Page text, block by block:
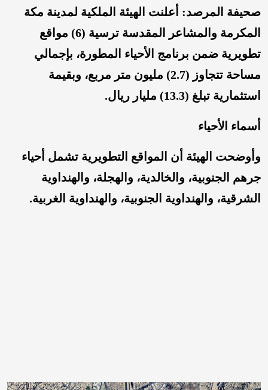
صحيفة المرصد: أعلنت الهيئة الملكية لمدينة مكة
المكرمة والمشاعر المقدسة ترسية (6) مواقع
تطويرية ضمن برنامج الأحياء المطورة، بإجمالي
مساحة تتجاوز (2.7) مليون متر مربع، وبقيمة
استثمارية تبلغ (13.3) مليار ريال.
أسماء الأحياء
وأوضحت الهيئة أن المواقع التطويرية تشمل أحياء
جرهم الجنوبية، والخالدية، والهجلة، والهنداوية
الشرقية، والهنداوية الجنوبية، والهنداوية الغربية.